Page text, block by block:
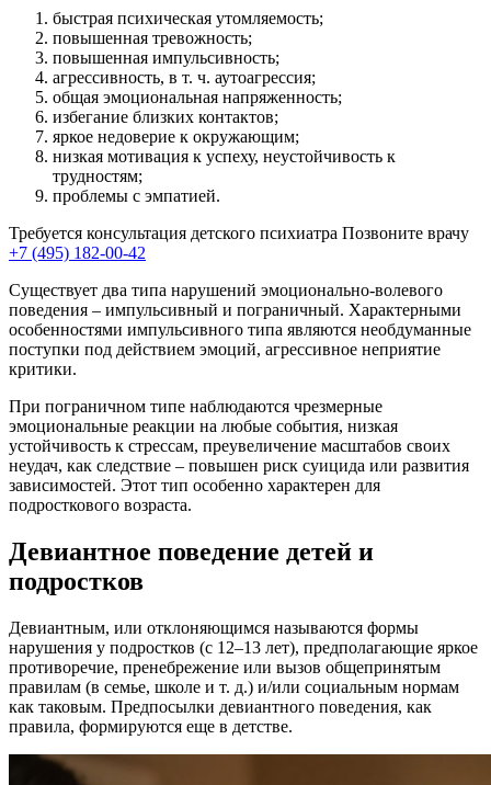
быстрая психическая утомляемость;
повышенная тревожность;
повышенная импульсивность;
агрессивность, в т. ч. аутоагрессия;
общая эмоциональная напряженность;
избегание близких контактов;
яркое недоверие к окружающим;
низкая мотивация к успеху, неустойчивость к
трудностям;
проблемы с эмпатией.
Требуется консультация детского психиатра Позвоните врачу
+7 (495) 182-00-42
Существует два типа нарушений эмоционально-волевого
поведения – импульсивный и пограничный. Характерными
особенностями импульсивного типа являются необдуманные
поступки под действием эмоций, агрессивное неприятие
критики.
При пограничном типе наблюдаются чрезмерные
эмоциональные реакции на любые события, низкая
устойчивость к стрессам, преувеличение масштабов своих
неудач, как следствие – повышен риск суицида или развития
зависимостей. Этот тип особенно характерен для
подросткового возраста.
Девиантное поведение детей и
подростков
Девиантным, или отклоняющимся называются формы
нарушения у подростков (с 12–13 лет), предполагающие яркое
противоречие, пренебрежение или вызов общепринятым
правилам (в семье, школе и т. д.) и/или социальным нормам
как таковым. Предпосылки девиантного поведения, как
правила, формируются еще в детстве.